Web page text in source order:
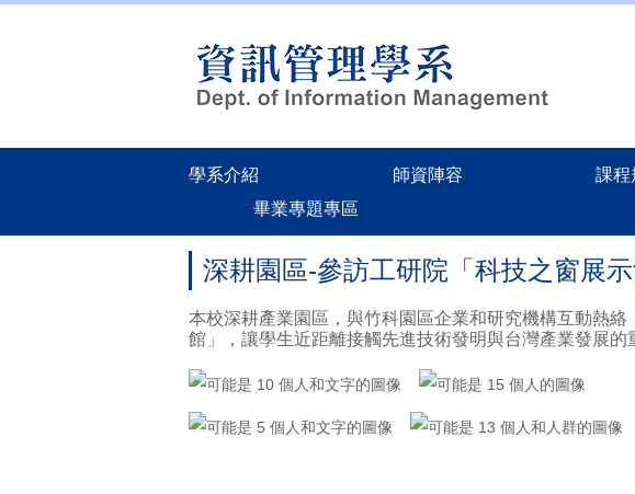
學系介紹 師資陣容 課程
畢業專題專區
深耕園區-參訪工研院「科技之窗展示
本校深耕產業園區，與竹科園區企業和研究機構互動熱
館」，讓學生近距離接觸先進技術發明與台灣產業發展的